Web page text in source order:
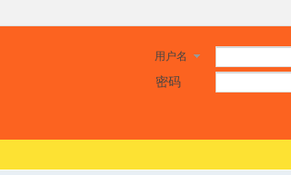
用户名
密码